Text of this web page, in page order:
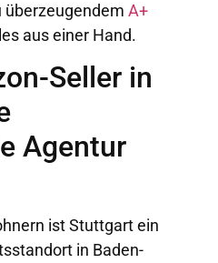
überzeugendem A+
aus einer Hand.
Seller in
Agentur
ist Stuttgart ein
in Baden-